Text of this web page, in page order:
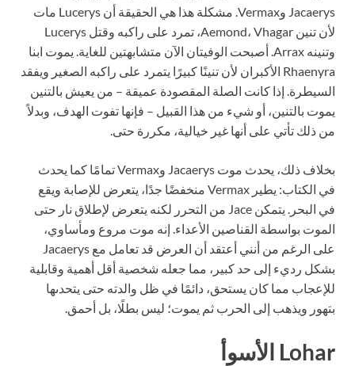
Jacaerys وVermax. مشكلة هذا هي الحقيقة أن Lucerys مات
لأن تنين Aemond، Vhagar، تمرد على راكبه وقتل Lucerys
وتنينه Arrax. أصبحت الوفيتان الآن متشابهتين للغاية. يموت ابنا
Rhaenyra الأكبران لأن تنينًا كبيرًا يتمرد على راكبه الصغير ويفقد
السيطرة. إذا كانت الصلة المقصودة عميقة – من يعيش بالتنين
يموت بالتنين، أو شيء من هذا القبيل – فإنها تفوت الهدف، وبدلاً
من ذلك تأتي على أنها غير خيالية، مكررة حتى.
بخلاف ذلك، يحدث موت Jacaerys وVermax تمامًا كما يحدث
في الكتاب: يطير Vermax منخفضًا جدًا، يتعرض للإصابة ويقع
في البحر. يتمكن Jace من التحرر لكنه يتعرض لإطلاق نار حتى
الموت بواسطة القناصين الأعداء. إنه موت مروع ومأساوي،
على الرغم من أنني أعتقد أن العرض قد تعامل مع Jacaerys
بشكل رديء إلى حد كبير، مما جعله شخصية أقل أهمية وقابلية
للإعجاب مما كان يستحق، دائمًا في ظل والدته حتى يتحدىها
بتهور ويذهب إلى الحرب ثم يموت؛ ليس بطلًا، بل أحمق.
Lohar الأسوأ